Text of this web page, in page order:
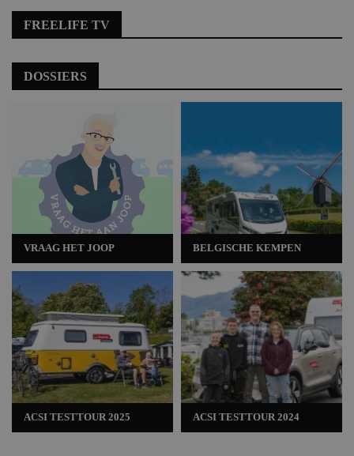
FREELIFE TV
DOSSIERS
VRAAG HET JOOP
ACSI TESTTOUR 2025
BELGISCHE KEMPEN
ACSI TESTTOUR 2024